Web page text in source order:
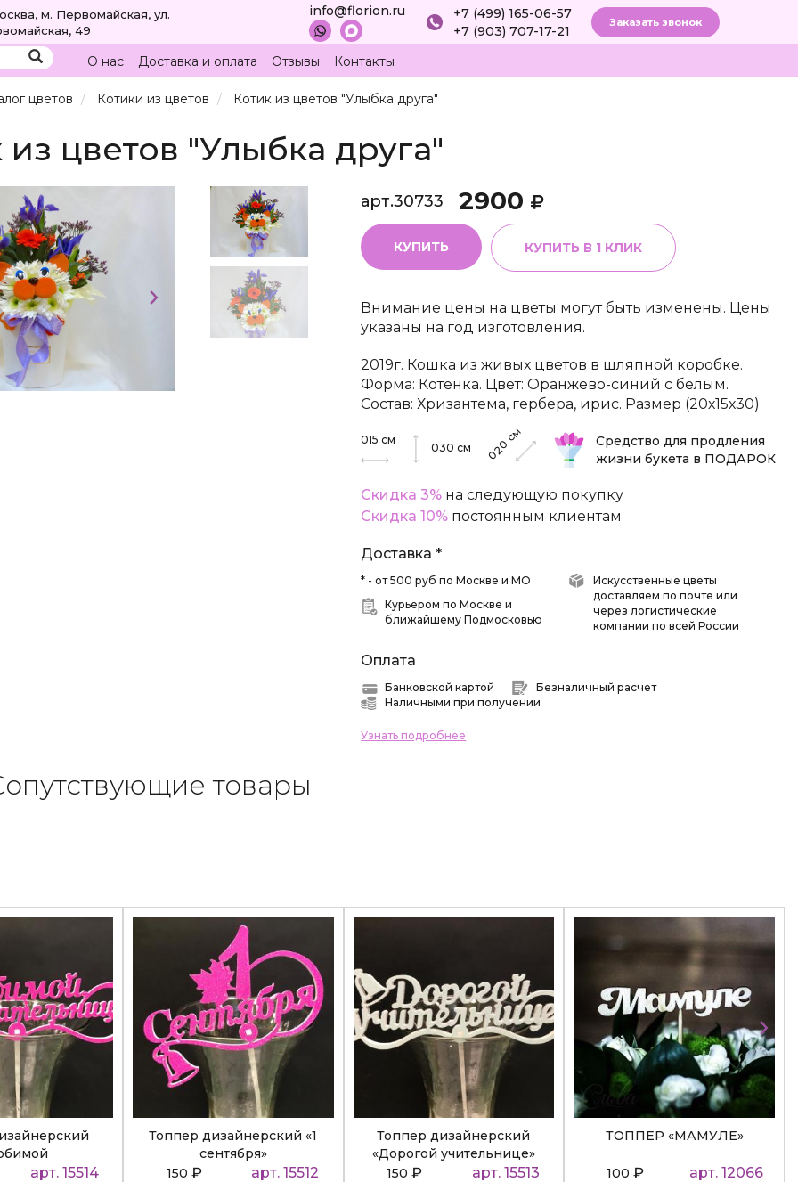
м. Первомайская, ул.
49
info@florion.ru
+7 (499) 165-06-57
+7 (903) 707-17-21
Заказать звонок
О нас Доставка и оплата Отзывы Контакты
цветов Котики из цветов Котик из цветов "Улыбка друга"
из цветов "Улыбка друга"
арт.30733 2900
КУПИТЬ КУПИТЬ В 1 КЛИК
Внимание цены на цветы могут быть изменены. Цены
указаны на год изготовления.
2019г. Кошка из живых цветов в шляпной коробке.
Форма: Котёнка. Цвет: Оранжево-синий с белым.
Состав: Хризантема, гербера, ирис. Размер (20х15х30)
015 см
030 см 020
см
Средство для продления
жизни букета в ПОДАРОК
Скидка 3% на следующую покупку
Скидка 10% постоянным клиентам
Доставка *
* - от 500 руб по Москве и МО
Курьером по Москве и
ближайшему Подмосковью
Искусственные цветы
доставляем по почте или
через логистические
компании по всей России
Оплата
Банковской картой
Безналичный расчет
Наличными при получении
Узнать подробнее
товары
арт. 15514
Топпер дизайнерский «1
сентября»
150 ₽ арт. 15512
Топпер дизайнерский
«Дорогой учительнице»
150₽ арт. 15513
ТОППЕР «МАМУЛЕ»
100₽ арт. 12066